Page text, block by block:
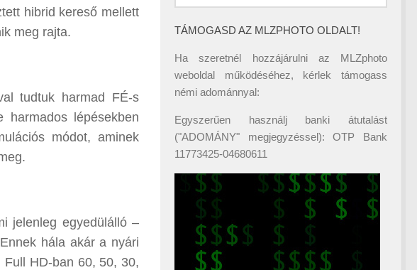
hibrid kereső mellett
meg rajta.
tudtuk harmad FÉ-s
lépésekben
módot, aminek
jelenleg egyedülálló –
hála akár a nyári
HD-ban 60, 50, 30,
TÁMOGASD AZ MLZPHOTO OLDALT!
Ha szeretnél hozzájárulni az MLZphoto
weboldal működéséhez, kérlek támogass
némi adománnyal:
Egyszerűen használj banki átutalást
("ADOMÁNY" megjegyzéssel): OTP Bank
11773425-04680611